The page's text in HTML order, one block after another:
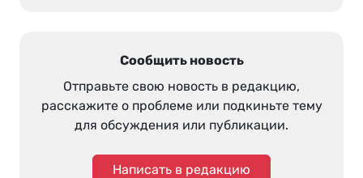
Сообщить новость
Отправьте свою новость в редакцию,
расскажите о проблеме или подкиньте тему
для обсуждения или публикации.
Написать в редакцию